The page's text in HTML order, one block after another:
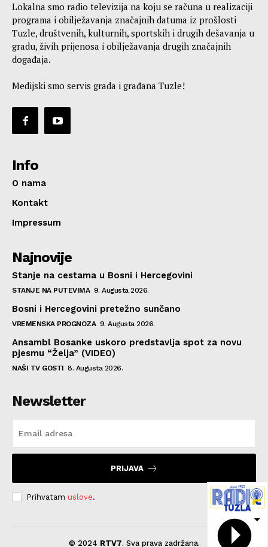
Lokalna smo radio televizija na koju se računa u realizaciji
programa i obilježavanja značajnih datuma iz prošlosti
Tuzle, društvenih, kulturnih, sportskih i drugih dešavanja u
gradu, živih prijenosa i obilježavanja drugih značajnih
događaja.
Medijski smo servis grada i građana Tuzle!
Info
O nama
Kontakt
Impressum
Najnovije
Stanje na cestama u Bosni i Hercegovini
STANJE NA PUTEVIMA 9. Augusta 2026.
Bosni i Hercegovini pretežno sunčano
VREMENSKA PROGNOZA 9. Augusta 2026.
Ansambl Bosanke uskoro predstavlja spot za novu
pjesmu “Želja” (VIDEO)
NAŠI TV GOSTI 8. Augusta 2026.
Newsletter
PRIJAVA
Prihvatam uslove.
© 2024 RTV7. Sva prava zadržana.